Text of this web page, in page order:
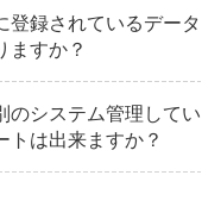
登録されているデータ
ますか？
のシステム管理してい
トは出来ますか？